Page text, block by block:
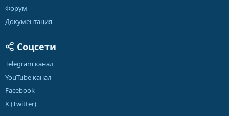
Форум
Документация
Соцсети
Telegram канал
YouTube канал
Facebook
X (Twitter)